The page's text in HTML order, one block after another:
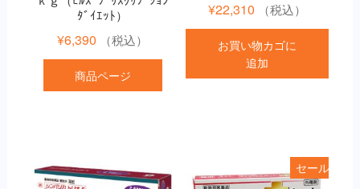
ﾀﾞｲｴｯﾄ）
¥6,390 （税込）
商品ページ
¥22,310 （税込）
お買い物カゴに
追加
セール